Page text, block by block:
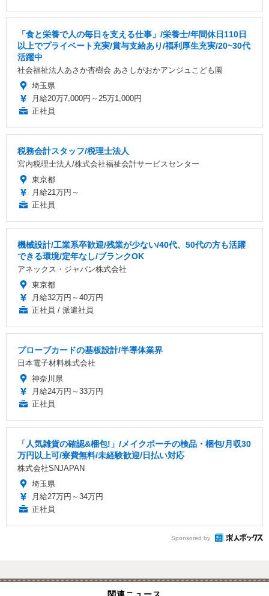
「食と栄養で人の毎日を支える仕事」/栄養士/年間休日110日
以上でプライベート充実/賞与支給あり/福利厚生充実/20~30代
活躍中
社会福祉法人あさか杏樹会 あさしがおかアンジュこども園
埼玉県
月給20万7,000円～25万1,000円
正社員
税務会計スタッフ/税理士法人
宮内税理士法人/株式会社福祉会計サービスセンター
東京都
月給21万円～
正社員
機械設計/工業系卒歓迎/残業が少ない/40代、50代の方も活躍
できる環境/定年なし/ブランクOK
アネックス・ジャパン株式会社
東京都
月給32万円～40万円
正社員 / 派遣社員
プローブカードの基板設計/半導体業界
日本電子材料株式会社
神奈川県
月給24万円～33万円
正社員
「人気雑貨の確認&梱包!」/メイクポーチの検品・梱包/月収30
万円以上可/寮費無料/未経験歓迎/日払い対応
株式会社SNJAPAN
埼玉県
月給27万円～34万円
正社員
Sponsored by
関連ニュース